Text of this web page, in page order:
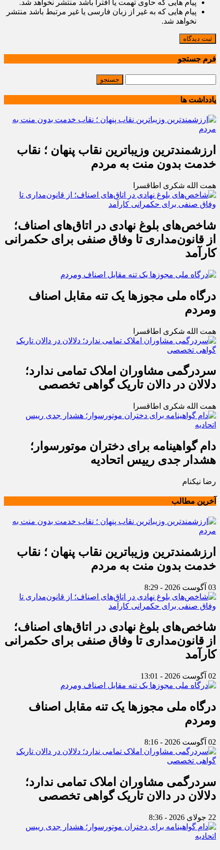
پیام هایی که حاوی تهمت یا افترا باشد منتشر نخواهد شد.
پیام هایی که به غیر از زبان فارسی یا غیر مرتبط باشد منتشر
نخواهد شد.
ثبت دیدگاه
فرم جستجو
یادداشت ها
ارزشمندترین وزیباترین نقاب پنهان ؛ نقاب
خدمت بدون منت به مردم
همت الله شکری اطاقسرا
شاخص‌های بلوغ نهادی در اتاق‌های اصناف؛
از قانون‌مداری تا وفاق صنفی برای حکمرانی
کارآمد
درگاه ملی مجوزها یک تنه مقابل اصناف
ومردم
همت الله شکری اطاقسرا
سردرگمی مشاوران املاک تمامی ندارد؛
دلالان در دالان تاریک گواهی تخصصی
همت الله شکری اطاقسرا
دام گواهینامه برای دختران موتورسوار؛
هشدار جدی رییس اتحادیه
رضا نیکنام
آخرین مطالب
ارزشمندترین وزیباترین نقاب پنهان ؛ نقاب
خدمت بدون منت به مردم
03 آگوست 2026 - 8:29
شاخص‌های بلوغ نهادی در اتاق‌های اصناف؛
از قانون‌مداری تا وفاق صنفی برای حکمرانی
کارآمد
02 آگوست 2026 - 13:01
درگاه ملی مجوزها یک تنه مقابل اصناف
ومردم
02 آگوست 2026 - 8:16
سردرگمی مشاوران املاک تمامی ندارد؛
دلالان در دالان تاریک گواهی تخصصی
22 جولای 2026 - 8:36